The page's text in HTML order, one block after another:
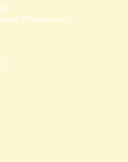
den Bildautoren